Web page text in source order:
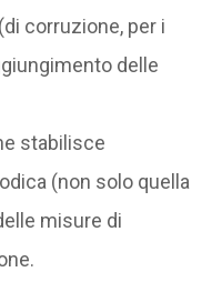
corruzione, per i
delle
stabilisce
(non solo quella
misure di